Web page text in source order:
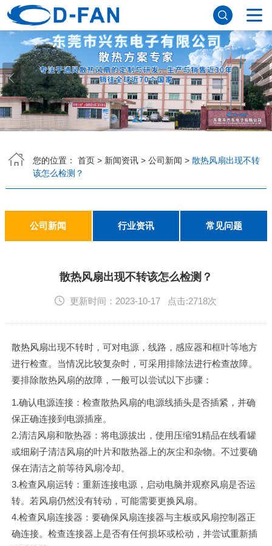
网站首页
关于91免费版下载网站
公司简介
董事长寄语
发展历程
公司优势
企业文化
荣誉资质
企业风采
仪器设备
视频中心
产品中心
应用案例
工程案例
解决方案
公司新闻
行业资讯
常见问题
联系91免费版下载网站
您的位置： 首页> 新闻资讯> 公司新闻 > 散热风扇出现不转
该怎么检测？
公司新闻 行业资讯 常见问题
散热风扇出现不转该怎么检测？
更新时间：2023-10-17 点击:2718次
散热风扇出现不转时，可对电源，线路，感应器和框叶等地方
进行检查。当情况比较复杂时，可采用排除法进行检查故障。
要排除散热风扇的故障，一般可以尝试以下步骤：
1.确认电源连接：检查散热风扇的电源线插头是否插紧，并确
保正确连接到电源插座。
2.清洁风扇和散热器：将电源拔出，使用压缩91精品在线看罐
或细刷子清洁风扇的叶片和散热器上的灰尘和杂物。不过要确
保在清洁之前等待风扇冷却。
3.检查风扇运转：重新连接电源，启动电脑并观察风扇是否运
转。若风扇仍然没有转动，可能需要更换风扇。
4.检查风扇连接器：要确保风扇连接器与主板或风扇控制器正
确连接。检查连接器上是否有任何损坏或松动，并尝试重新插